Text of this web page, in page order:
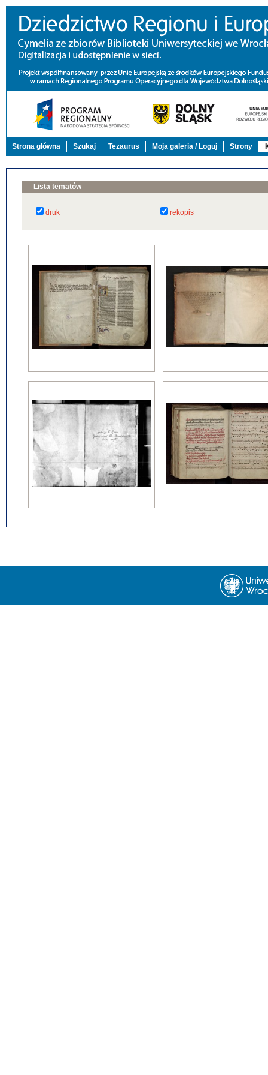
Strona główna Szukaj Tezaurus Moja galeria / Loguj Strony
Lista tematów
druk rekopis